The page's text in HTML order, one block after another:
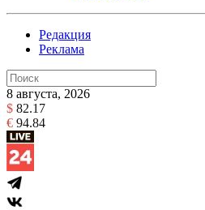
Редакция
Реклама
8 августа, 2026
$ 82.17
€ 94.84